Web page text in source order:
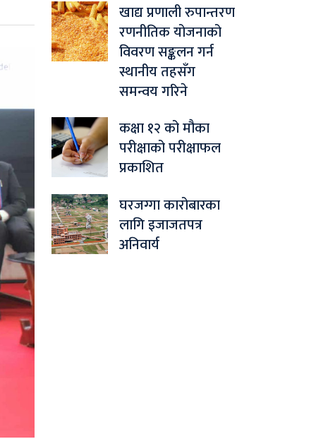
खाद्य प्रणाली रुपान्तरण
रणनीतिक योजनाको
विवरण सङ्कलन गर्न
स्थानीय तहसँग
समन्वय गरिने
कक्षा १२ को मौका
परीक्षाको परीक्षाफल
प्रकाशित
घरजग्गा कारोबारका
लागि इजाजतपत्र
अनिवार्य